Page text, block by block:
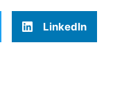
LinkedIn